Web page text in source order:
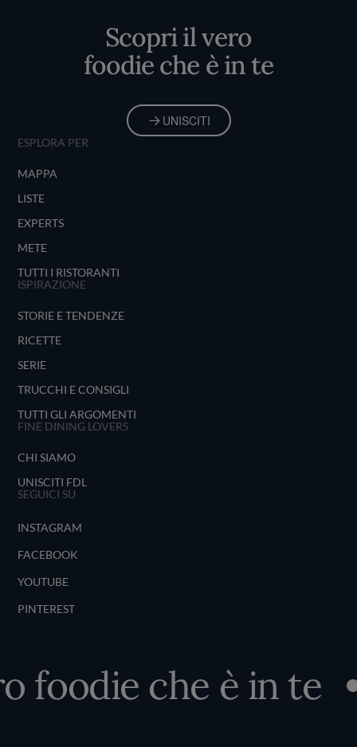
Scopri il vero
foodie che è in te
UNISCITI
ESPLORA PER
MAPPA
LISTE
EXPERTS
METE
TUTTI I RISTORANTI
ISPIRAZIONE
STORIE E TENDENZE
RICETTE
SERIE
TRUCCHI E CONSIGLI
TUTTI GLI ARGOMENTI
FINE DINING LOVERS
CHI SIAMO
UNISCITI FDL
SEGUICI SU
INSTAGRAM
FACEBOOK
YOUTUBE
PINTEREST
che è in te